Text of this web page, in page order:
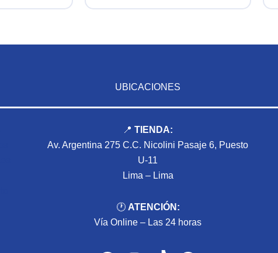
UBICACIONES
📍TIENDA:
Av. Argentina 275 C.C. Nicolini Pasaje 6, Puesto
U-11
Lima – Lima
🕐 ATENCIÓN:
Vía Online – Las 24 horas